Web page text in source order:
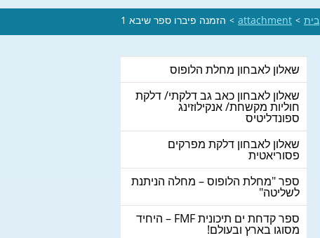
בית >
attachment
> הזמנה פיברו ספר שיבא 1
שאלון לאבחון מחלת הלופוס
שאלון לאבחון כאב גב דלקתי/ דלקת
חוליות מקשחת/ אנקילוזינג
ספונדליטיס
שאלון לאבחון דלקת מפרקים
פסוריאטית
ספר "מחלת הלופוס – מחלה הניתנת
לשליטה"
ספר קדחת ים תיכונית FMF – היחיד
מסוגו בארץ ובעולם!